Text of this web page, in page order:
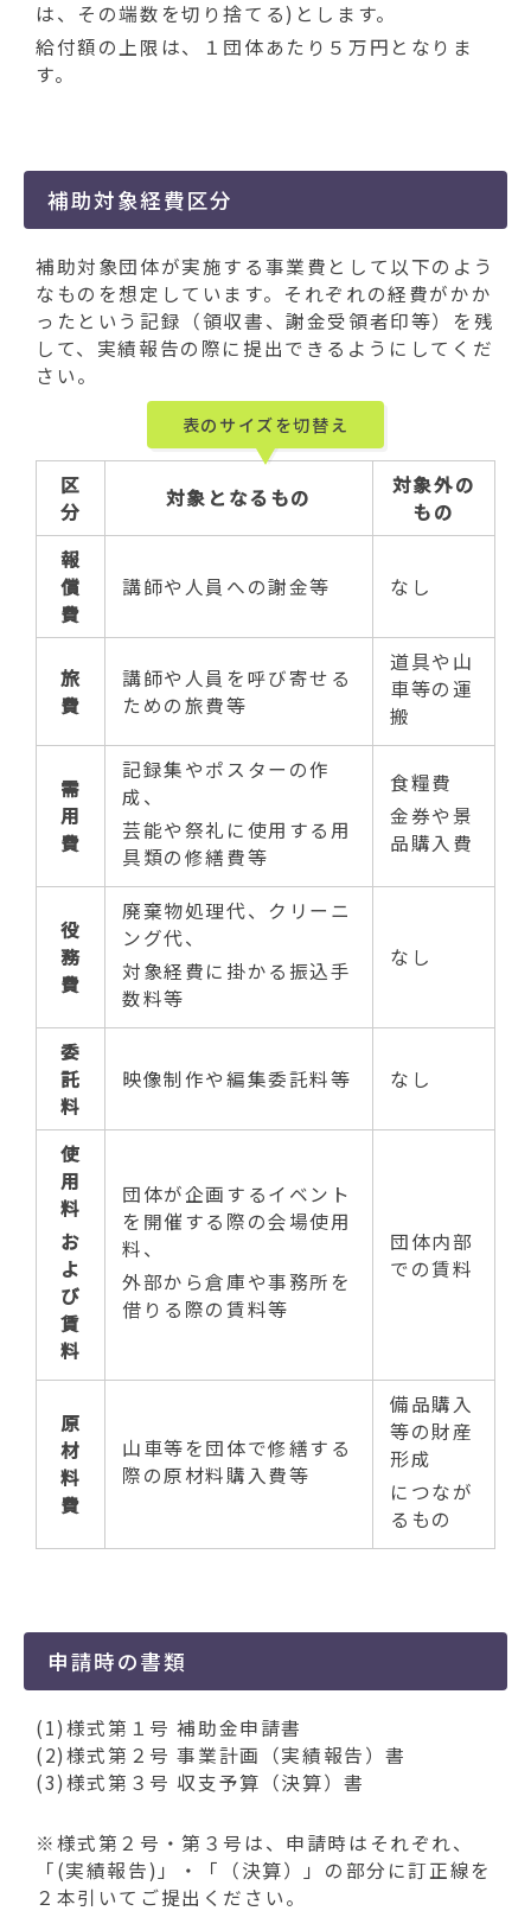
は、その端数を切り捨てる)とします。
給付額の上限は、１団体あたり５万円となりま
す。
補助対象経費区分
補助対象団体が実施する事業費として以下のよう
なものを想定しています。それぞれの経費がかか
ったという記録（領収書、謝金受領者印等）を残
して、実績報告の際に提出できるようにしてくだ
さい。
表のサイズを切替え
区
分
対象となるもの
対象外の
もの
報
償
費
講師や人員への謝金等 なし
旅
費
講師や人員を呼び寄せる
ための旅費等
道具や山
車等の運
搬
需
用
費
記録集やポスターの作
成、
芸能や祭礼に使用する用
具類の修繕費等
食糧費
金券や景
品購入費
役
務
費
廃棄物処理代、クリーニ
ング代、
対象経費に掛かる振込手
数料等
なし
委
託
料
映像制作や編集委託料等 なし
使
用
料
お
よ
び
賃
料
団体が企画するイベント
を開催する際の会場使用
料、
外部から倉庫や事務所を
借りる際の賃料等
団体内部
での賃料
原
材
料
費
山車等を団体で修繕する
際の原材料購入費等
備品購入
等の財産
形成
につなが
るもの
申請時の書類
(1)様式第１号 補助金申請書
(2)様式第２号 事業計画（実績報告）書
(3)様式第３号 収支予算（決算）書
※様式第２号・第３号は、申請時はそれぞれ、
「(実績報告)」・「（決算）」の部分に訂正線を
２本引いてご提出ください。